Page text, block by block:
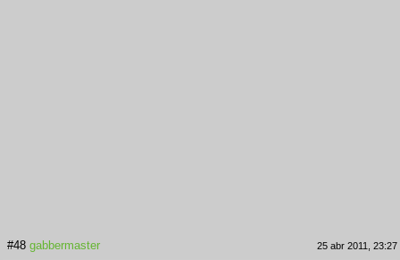
#48 gabbermaster 25 abr 2011, 23:27